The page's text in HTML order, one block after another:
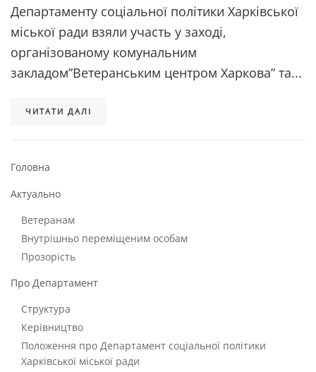
Департаменту соціальної політики Харківської
міської ради взяли участь у заході,
організованому комунальним
закладом”Ветеранським центром Харкова” та...
ЧИТАТИ ДАЛІ
Головна
Актуально
Ветеранам
Внутрішньо переміщеним особам
Прозорість
Про Департамент
Структура
Керівництво
Положення про Департамент соціальної політики
Харківської міської ради